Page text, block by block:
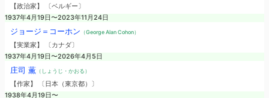
【政治家】 〔ベルギー〕
1937年4月19日〜2023年11月24日
ジョージ＝コーホン （George Alan Cohon）
【実業家】 〔カナダ〕
1937年4月19日〜2026年4月5日
庄司 薫（しょうじ・かおる）
【作家】 〔日本（東京都）〕
1938年4月19日〜